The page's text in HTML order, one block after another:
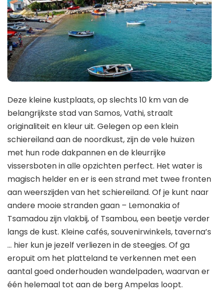
Deze kleine kustplaats, op slechts 10 km van de
belangrijkste stad van Samos, Vathi, straalt
originaliteit en kleur uit. Gelegen op een klein
schiereiland aan de noordkust, zijn de vele huizen
met hun rode dakpannen en de kleurrijke
vissersboten in alle opzichten perfect. Het water is
magisch helder en er is een strand met twee fronten
aan weerszijden van het schiereiland. Of je kunt naar
andere mooie stranden gaan – Lemonakia of
Tsamadou zijn vlakbij, of Tsambou, een beetje verder
langs de kust. Kleine cafés, souvenirwinkels, taverna’s
… hier kun je jezelf verliezen in de steegjes. Of ga
eropuit om het platteland te verkennen met een
aantal goed onderhouden wandelpaden, waarvan er
één helemaal tot aan de berg Ampelas loopt.